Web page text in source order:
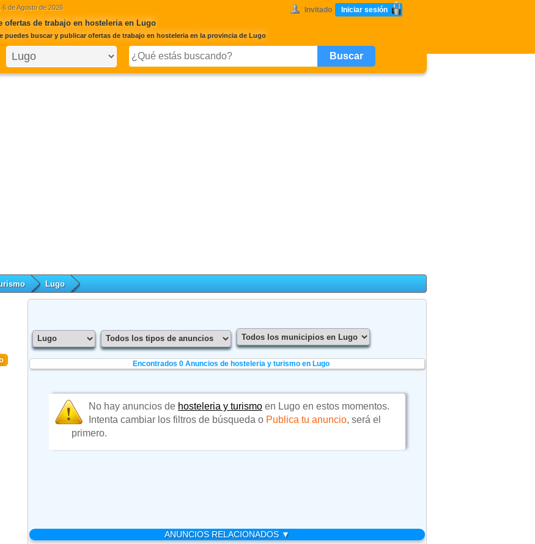
6 de Agosto de 2026 Invitado Iniciar sesión
ofertas de trabajo en hosteleria en Lugo
puedes buscar y publicar ofertas de trabajo en hosteleria en la provincia de Lugo
Lugo
Encontrados 0 Anuncios de hosteleria y turismo en Lugo
No hay anuncios de hosteleria y turismoen Lugo en estos momentos.
Intenta cambiar los filtros de búsqueda o Publica tu anuncio, será el
primero.
ANUNCIOS RELACIONADOS ▼